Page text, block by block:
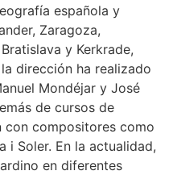
española y
Zaragoza,
y Kerkrade,
dirección ha realizado
Mondéjar y José
de cursos de
compositores como
i Soler. En la actualidad,
en diferentes